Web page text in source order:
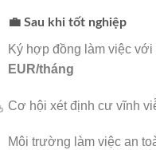
💼 Sau khi tốt nghiệp
Ký hợp đồng làm việc
EUR/tháng
Cơ hội xét định cư vĩnh
Môi trường làm việc an